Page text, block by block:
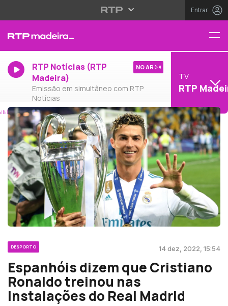
Entrar
RTP Notícias (RTP
Madeira)
Emissão em simultâneo com RTP
Notícias
NO AR
TV
RTP
DESPORTO 14 dez, 2022, 15:54
Espanhóis dizem que Cristiano
Ronaldo treinou nas
instalações do Real Madrid